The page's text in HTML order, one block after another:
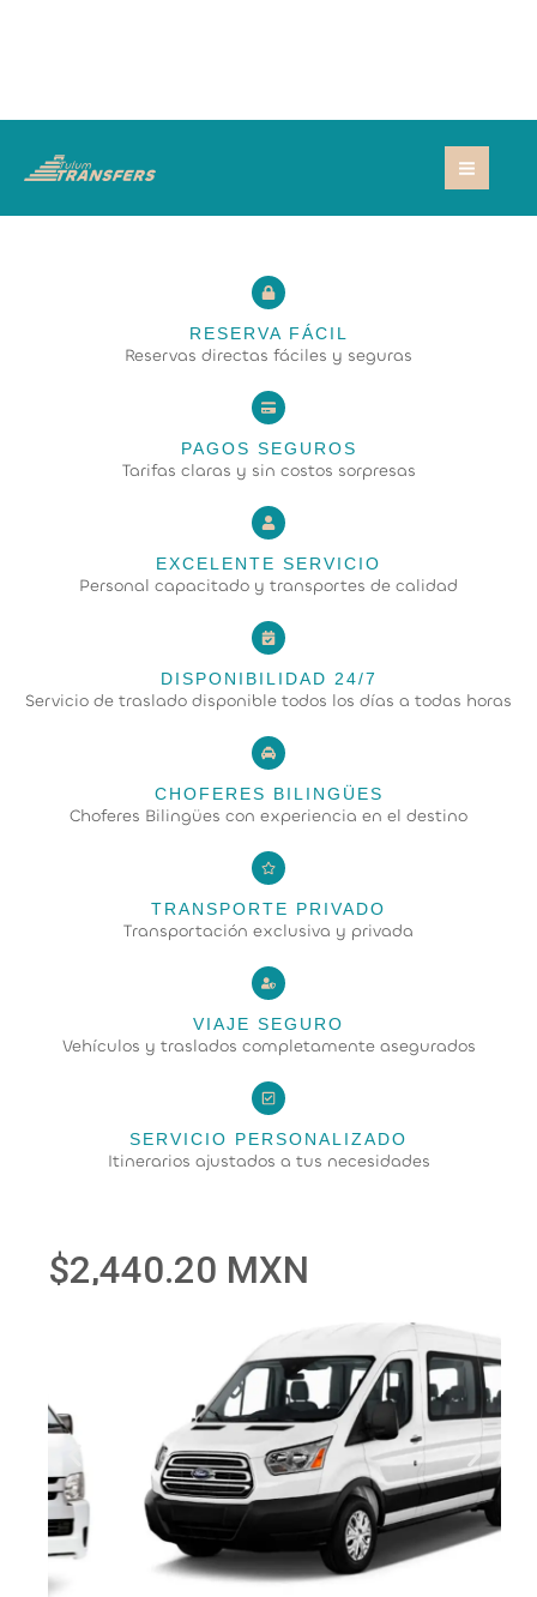
RESERVA FÁCIL
Reservas directas fáciles y seguras
PAGOS SEGUROS
Tarifas claras y sin costos sorpresas
EXCELENTE SERVICIO
Personal capacitado y transportes de calidad
DISPONIBILIDAD 24/7
Servicio de traslado disponible todos los días a todas horas
CHOFERES BILINGÜES
Choferes Bilingües con experiencia en el destino
TRANSPORTE PRIVADO
Transportación exclusiva y privada
VIAJE SEGURO
Vehículos y traslados completamente asegurados
SERVICIO PERSONALIZADO
Itinerarios ajustados a tus necesidades
$2,440.20 MXN